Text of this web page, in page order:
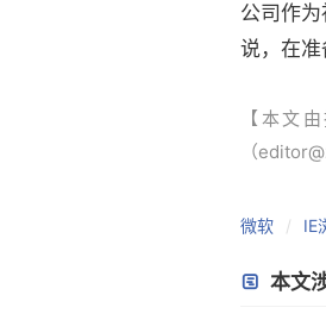
公司作
说，在准
【本文
（
微软 IE
本文